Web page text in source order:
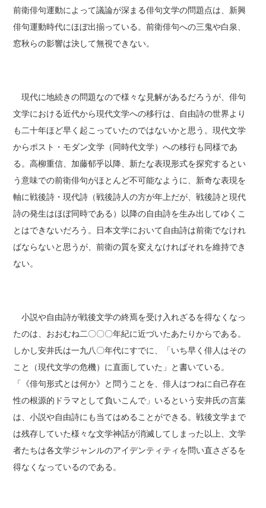
前衛俳句運動によって議論が深まる俳句文学の問題点は、新興
俳句運動時代にほぼ出揃っている。前衛俳句への三鬼や白泉、
窓秋らの影響は決して無視できない。
現代に地続きの問題なので様々な見解があるだろうが、俳句
文学における近代から現代文学への移行は、自由詩の世界より
も二十年ほど早く起こっていたのではないかと思う。現代文学
からポスト・モダン文学（同時代文学）への移行も同様であ
る。高柳重信、加藤郁乎以降、新たな表現形式を探究するとい
う意味での前衛俳句がほとんど不可能なように、新奇な表現を
軸に戦後詩・現代詩（戦後詩人の方が年上だが、戦後詩と現代
詩の発生はほぼ同時である）以降の自由詩を生み出してゆくこ
とはできないだろう。日本文学において自由詩は前衛でなけれ
ばならないと思うが、前衛の質を変えなければそれを維持でき
ない。
小説や自由詩が戦後文学の終焉を受け入れざるを得なくなっ
たのは、おおむね二〇〇〇年紀に近づいたあたりからである。
しかし安井氏は一九八〇年代にすでに、「いち早く俳人はその
こと（現代文学の危機）に直面していた」と書いている。
「《俳句形式とは何か》と問うことを、俳人はつねに自己存在
性の根源的ドラマとして負いこんで」いるという安井氏の言葉
は、小説や自由詩にも当てはめることができる。戦後文学まで
は残存していた様々な文学神話が消滅してしまった以上、文学
者たちは各文学ジャンルのアイデンティティを問い直さざるを
得なくなっているのである。